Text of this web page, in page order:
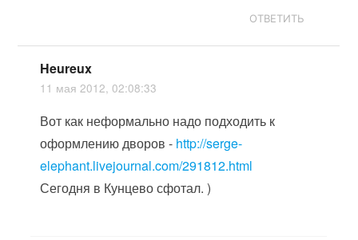
ОТВЕТИТЬ
Heureux
11 мая 2012, 02:08:33
Вот как неформально надо подходить к
оформлению дворов - http://serge-
elephant.livejournal.com/291812.html
Сегодня в Кунцево сфотал. )